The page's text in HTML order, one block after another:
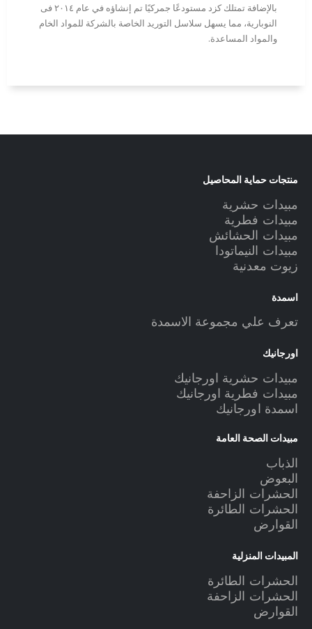
بالإضافة تمتلك كزد مستودعًا جمركيًا تم إنشاؤه في عام ٢٠١٤ فى
النوبارية، مما يسهل سلاسل التوريد الخاصة بالشركة للمواد الخام
والمواد المساعدة.
منتجات حماية المحاصيل
مبيدات حشرية
مبيدات فطرية
مبيدات الحشائش
مبيدات النيماتودا
زيوت معدنية
اسمدة
تعرف علي مجموعة الاسمدة
اورجانيك
مبيدات حشرية اورجانيك
مبيدات فطرية اورجانيك
اسمدة اورجانيك
مبيدات الصحة العامة
الذباب
البعوض
الحشرات الزاحفة
الحشرات الطائرة
القوارض
المبيدات المنزلية
الحشرات الطائرة
الحشرات الزاحفة
القوارض